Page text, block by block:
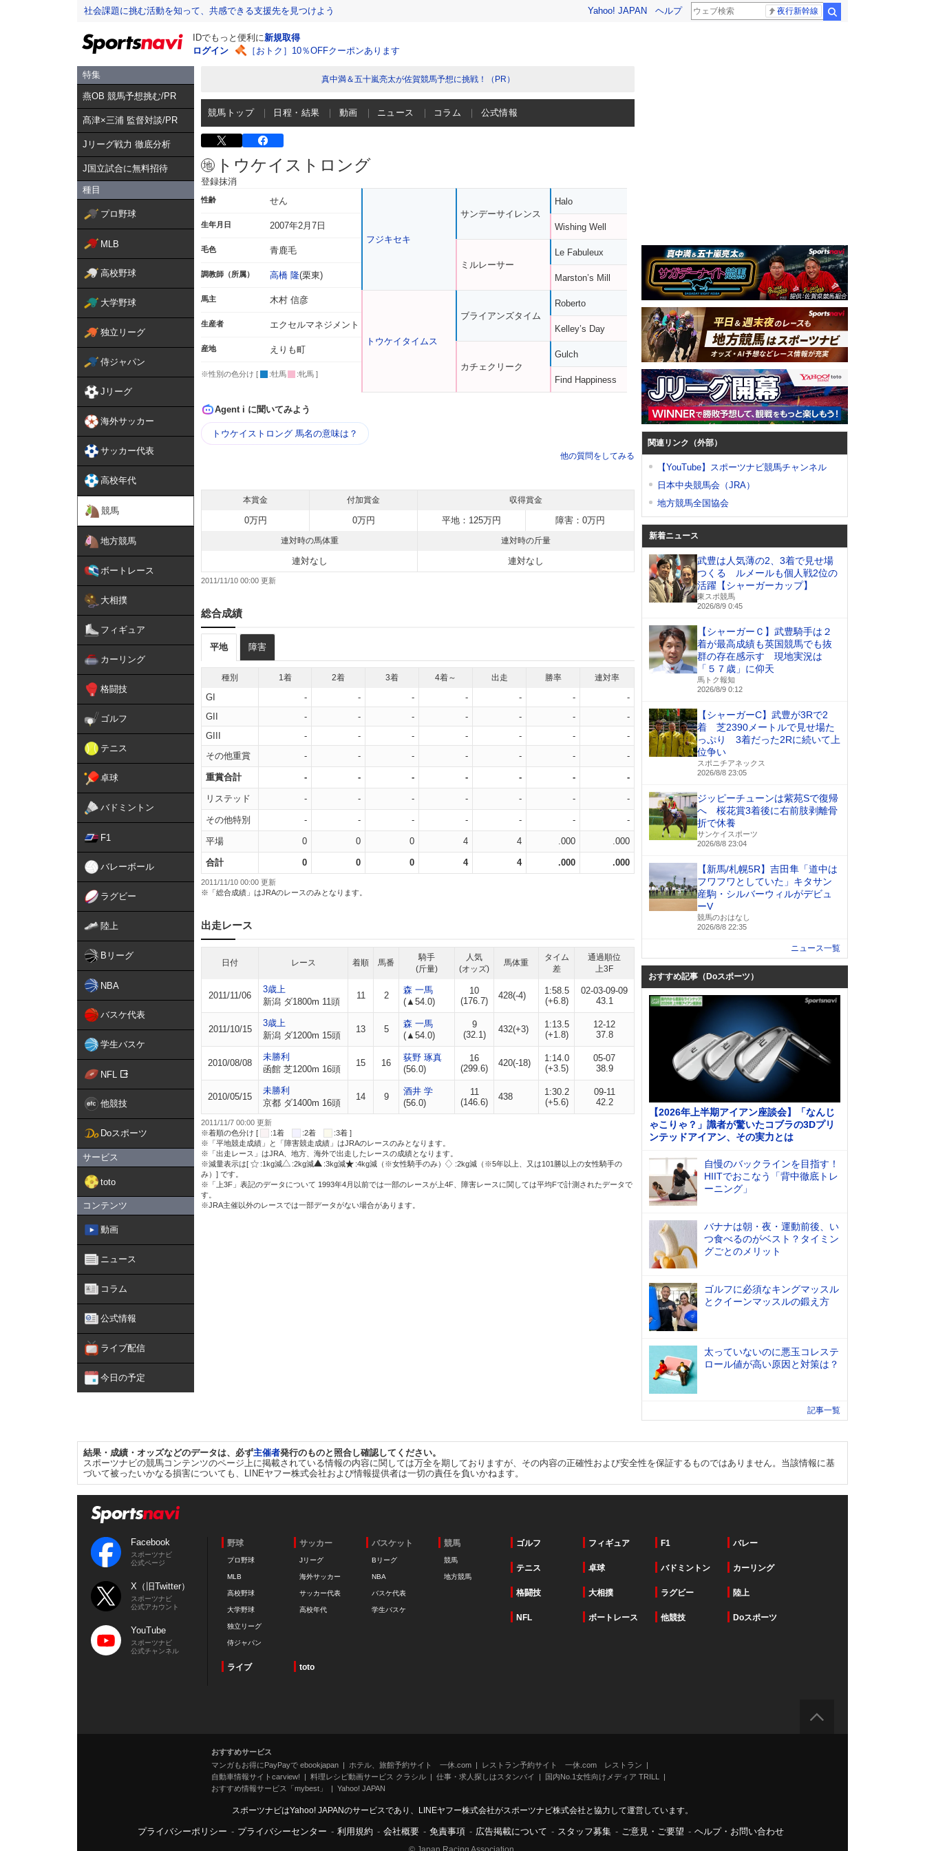
社会課題に挑む活動を知って、共感できる支援先を見つけよう Yahoo! JAPAN ヘルプ 夜行新幹線
IDでもっと便利に新規取得
ログイン
［おトク］10％OFFクーポンあります
特集
燕OB 競馬予想挑む/PR
髙津×三浦 監督対談/PR
Jリーグ戦力 徹底分析
J国立試合に無料招待
種目
プロ野球
MLB
高校野球
大学野球
独立リーグ
侍ジャパン
Jリーグ
海外サッカー
サッカー代表
高校年代
競馬
地方競馬
ボートレース
大相撲
フィギュア
カーリング
格闘技
ゴルフ
テニス
卓球
バドミントン
F1
バレーボール
ラグビー
陸上
Bリーグ
NBA
バスケ代表
学生バスケ
NFL
他競技
Doスポーツ
サービス
toto
コンテンツ
動画
ニュース
コラム
公式情報
ライブ配信
今日の予定
真中満＆五十嵐亮太が佐賀競馬予想に挑戦！（PR）
競馬トップ 日程・結果 動画 ニュース コラム 公式情報
トウケイストロング
登録抹消
性齢 せん
生年月日 2007年2月7日
毛色 青鹿毛
調教師（所属） 高橋 隆(栗東)
馬主 木村 信彦
生産者 エクセルマネジメント
産地 えりも町
※性別の色分け [ :牡馬 :牝馬 ]
フジキセキ
トウケイタイムス
サンデーサイレンス
ミルレーサー
ブライアンズタイム
カチェクリーク
Halo
Wishing Well
Le Fabuleux
Marston’s Mill
Roberto
Kelley’s Day
Gulch
Find Happiness
Agent i に聞いてみよう
トウケイストロング 馬名の意味は？
他の質問をしてみる
本賞金 付加賞金 収得賞金
0万円 0万円 平地：125万円 障害：0万円
連対時の馬体重 連対時の斤量
連対なし 連対なし
2011/11/10 00:00
総合成績
平地 障害
種別 1着 2着 3着 4着～ 出走 勝率 連対率
GI - - - - - -
-
GII
- - - - - -
-
GIII
- - - - - -
-
その他重賞
- - - - - - -
重賞合計 - - - - - - -
リステッド - - - - - - -
その他特別 - - - - - - -
平場 0 0 0 4 4 .000 .000
合計 0 0 0 4 4 .000 .000
2011/11/10 00:00 更新
※「総合成績」はJRAのレースのみとなります。
出走レース
日付 レース 着順 馬番
騎手
(斤量)
人気
(オッズ)
馬体重
タイム
差
通過順位
上3F
2011/11/06
3歳上
新潟 ダ1800m 11頭
11 2
森 一馬
(▲54.0)
10
(176.7)
428(-4)
1:58.5
(+6.8)
02-03-09-09
43.1
2011/10/15
3歳上
新潟 ダ1200m 15頭
13 5
森 一馬
(▲54.0)
9
(32.1)
432(+3)
1:13.5
(+1.8)
12-12
37.8
2010/08/08
未勝利
函館 芝1200m 16頭
15 16
荻野 琢真
(56.0)
16
(299.6)
420(-18)
1:14.0
(+3.5)
05-07
38.9
2010/05/15
未勝利
京都 ダ1400m 16頭
14 9
酒井 学
(56.0)
11
(146.6)
438
1:30.2
(+5.6)
09-11
42.2
2011/11/7 00:00 更新
※着順の色分け [
:1着 :2着
:3着 ]
※「平地競走成績」と「障害競走成績」はJRAのレースのみとなります。
※「出走レース」はJRA、地方、海外で出走したレースの成績となります。
※減量表示は[
:1kg減 :2kg減 :3kg減 :4kg減（※女性騎手のみ）
:2kg減（※5年以上、又は101勝以上の女性騎手の
み）] です。
※「上3F」表記のデータについて 1993年4月以前では一部のレースが上4F、障害レースに関しては平均Fで計測されたデータで
す。
※JRA主催以外のレースでは一部データがない場合があります。
関連リンク（外部）
【YouTube】スポーツナビ競馬チャンネル
日本中央競馬会（JRA）
地方競馬全国協会
新着ニュース
武豊は人気薄の2、3着で見せ場
つくる ルメールも個人戦2位の
活躍【シャーガーカップ】
東スポ競馬
2026/8/9 0:45
【シャーガーＣ】武豊騎手は２
着が最高成績も英国競馬でも抜
群の存在感示す 現地実況は
「５７歳」に仰天
馬トク報知
2026/8/9 0:12
【シャーガーC】武豊が3Rで2
着 芝2390メートルで見せ場た
っぷり 3着だった2Rに続いて上
位争い
スポニチアネックス
2026/8/8 23:05
ジッピーチューンは紫苑Sで復帰
へ 桜花賞3着後に右前肢剥離骨
折で休養
サンケイスポーツ
2026/8/8 23:04
【新馬/札幌5R】吉田隼「道中は
フワフワとしていた」キタサン
産駒・シルバーウィルがデビュ
ーV
競馬のおはなし
2026/8/8 22:35
ニュース一覧
おすすめ記事（Doスポーツ）
【2026年上半期アイアン座談会】「なんじ
ゃこりゃ？」識者が驚いたコブラの3Dプリ
ンテッドアイアン、その実力とは
自慢のバックラインを目指す！
HIITでおこなう「背中徹底トレ
ーニング」
バナナは朝・夜・運動前後、い
つ食べるのがベスト？タイミン
グごとのメリット
ゴルフに必須なキングマッスル
とクイーンマッスルの鍛え方
太っていないのに悪玉コレステ
ロール値が高い原因と対策は？
記事一覧
結果・成績・オッズなどのデータは、必ず主催者発行のものと照合し確認してください。
スポーツナビの競馬コンテンツのページ上に掲載されている情報の内容に関しては万全を期しておりますが、その内容の正確性および安全性を保証するものではありません。当該情報に基
づいて被ったいかなる損害についても、LINEヤフー株式会社および情報提供者は一切の責任を負いかねます。
Facebook
スポーツナビ
公式ページ
X（旧Twitter）
スポーツナビ
公式アカウント
YouTube
スポーツナビ
公式チャンネル
野球
プロ野球
MLB
高校野球
大学野球
独立リーグ
侍ジャパン
サッカー
Jリーグ
海外サッカー
サッカー代表
高校年代
バスケット
Bリーグ
NBA
バスケ代表
学生バスケ
競馬
競馬
地方競馬
ゴルフ フィギュア F1 バレー
テニス 卓球 バドミントン カーリング
格闘技 大相撲 ラグビー 陸上
NFL ボートレース 他競技 Doスポーツ
ライブ toto
おすすめサービス
マンガもお得にPayPayで ebookjapan
ホテル、旅館予約サイト 一休.com
レストラン予約サイト 一休.com レストラン
自動車情報サイトcarview!
料理レシピ動画サービス クラシル 仕事・求人探しはスタンバイ
国内No.1女性向けメディア TRILL
おすすめ情報サービス「mybest」
Yahoo! JAPAN
スポーツナビはYahoo! JAPANのサービスであり、LINEヤフー株式会社がスポーツナビ株式会社と協力して運営しています。
プライバシーポリシー - プライバシーセンター - 利用規約 - 会社概要 - 免責事項 - 広告掲載について - スタッフ募集 - ご意見・ご要望 - ヘルプ・お問い合わせ